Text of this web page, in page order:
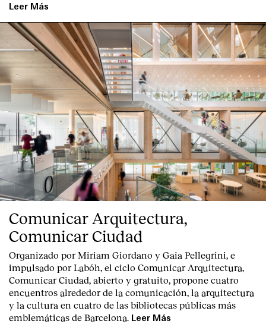
Leer Más
Comunicar Arquitectura,
Comunicar Ciudad
Organizado por Miriam Giordano y Gaia Pellegrini, e
impulsado por Labóh, el ciclo Comunicar Arquitectura,
Comunicar Ciudad, abierto y gratuito, propone cuatro
encuentros alrededor de la comunicación, la arquitectura
y la cultura en cuatro de las bibliotecas públicas más
emblemáticas de Barcelona. Leer Más